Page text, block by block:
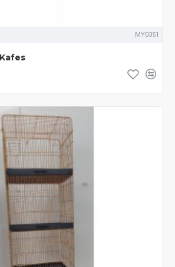
MY0351